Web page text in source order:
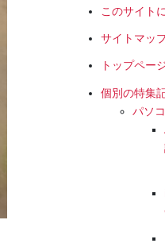
このサイト
サイトマッ
トップペー
個別の特集
パソ